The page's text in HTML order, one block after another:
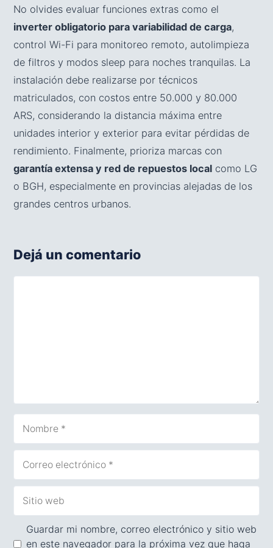
No olvides evaluar funciones extras como el
inverter obligatorio para variabilidad de carga,
control Wi-Fi para monitoreo remoto, autolimpieza
de filtros y modos sleep para noches tranquilas. La
instalación debe realizarse por técnicos
matriculados, con costos entre 50.000 y 80.000
ARS, considerando la distancia máxima entre
unidades interior y exterior para evitar pérdidas de
rendimiento. Finalmente, prioriza marcas con
garantía extensa y red de repuestos local como LG
o BGH, especialmente en provincias alejadas de los
grandes centros urbanos.
Dejá un comentario
electrónico
web
Guardar mi nombre, correo electrónico y sitio web
en este navegador para la próxima vez que haga